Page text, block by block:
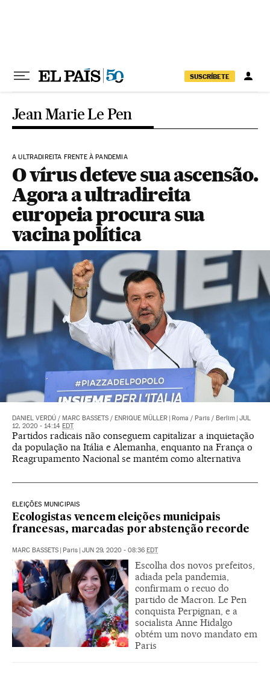
SUSCRÍBETE
Jean Marie Le Pen
A ULTRADIREITA FRENTE À PANDEMIA
O vírus deteve sua ascensão.
Agora a ultradireita
europeia procura sua
vacina política
DANIEL VERDÚ / MARC BASSETS / ENRIQUE MÜLLER Roma / Paris / Berlim JUL
12, 2020 - 14:14 EDT
Partidos radicais não conseguem capitalizar a inquietação
da população na Itália e Alemanha, enquanto na França o
Reagrupamento Nacional se mantém como alternativa
ELEIÇÕES MUNICIPAIS
Ecologistas vencem eleições municipais
francesas, marcadas por abstenção recorde
MARC BASSETS Paris JUN 29, 2020 - 08:36 EDT
Escolha dos novos prefeitos,
adiada pela pandemia,
confirmam o recuo do
partido de Macron. Le Pen
conquista Perpignan, e a
socialista Anne Hidalgo
obtém um novo mandato em
Paris